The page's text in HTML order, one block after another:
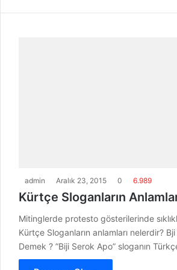
admin Aralık 23, 2015 0 6.989
Kürtçe Sloganların
Mitinglerde protesto gösterilerinde
Kürtçe Sloganların anlamları nelerdir?
Demek ? ”Biji Serok Apo” sloganın